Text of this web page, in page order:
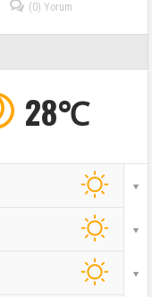
(0) Yorum
28℃